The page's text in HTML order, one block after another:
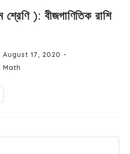
): বীজগাণিতিক রাশি
August 17, 2020
Math